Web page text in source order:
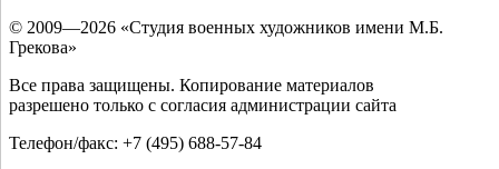
© 2009—2026 «Студия военных художников имени М.Б.
Грекова»
Все права защищены. Копирование материалов
разрешено только с согласия администрации сайта
Телефон/факс: +7 (495) 688-57-84